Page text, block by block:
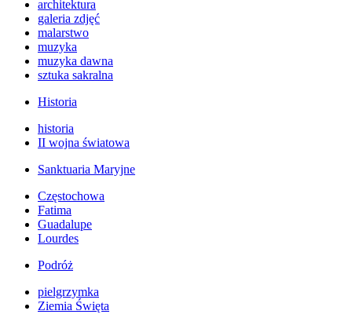
architektura
galeria zdjęć
malarstwo
muzyka
muzyka dawna
sztuka sakralna
Historia
historia
II wojna światowa
Sanktuaria Maryjne
Częstochowa
Fatima
Guadalupe
Lourdes
Podróż
pielgrzymka
Ziemia Święta